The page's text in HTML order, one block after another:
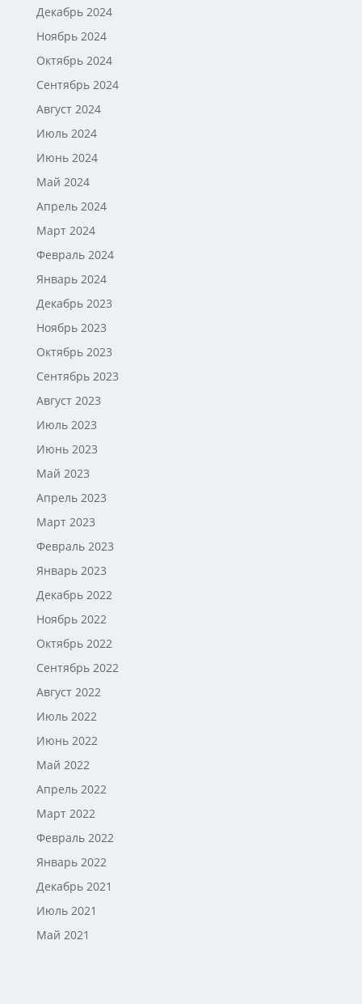
Декабрь 2024
Ноябрь 2024
Октябрь 2024
Сентябрь 2024
Август 2024
Июль 2024
Июнь 2024
Май 2024
Апрель 2024
Март 2024
Февраль 2024
Январь 2024
Декабрь 2023
Ноябрь 2023
Октябрь 2023
Сентябрь 2023
Август 2023
Июль 2023
Июнь 2023
Май 2023
Апрель 2023
Март 2023
Февраль 2023
Январь 2023
Декабрь 2022
Ноябрь 2022
Октябрь 2022
Сентябрь 2022
Август 2022
Июль 2022
Июнь 2022
Май 2022
Апрель 2022
Март 2022
Февраль 2022
Январь 2022
Декабрь 2021
Июль 2021
Май 2021